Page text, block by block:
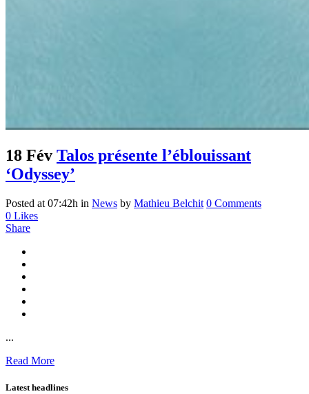
18 Fév Talos présente l’éblouissant
‘Odyssey’
Posted at 07:42h in News by Mathieu Belchit 0 Comments
0 Likes
Share
...
Read More
Latest headlines